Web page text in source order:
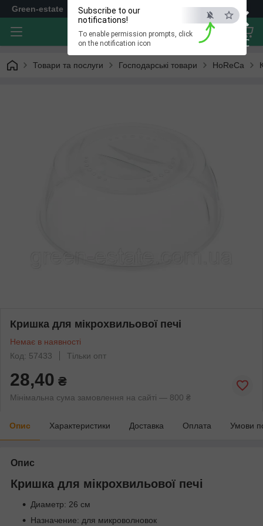
×
ESC
Subscribe to our
notifications!
To enable permission prompts, click
on the notification icon
Green-estate
Товари та послуги Господарські товари HoReCa
Кришка для мікрохвильової печі
Немає в наявності
Код: 57433
Тільки опт
28,40 ₴
Мінімальна сума замовлення на сайті — 800 ₴
Опис Характеристики Доставка Оплата Умови
Опис
Кришка для мікрохвильової печі
Диаметр: 26 см
Назначение: для микроволновок